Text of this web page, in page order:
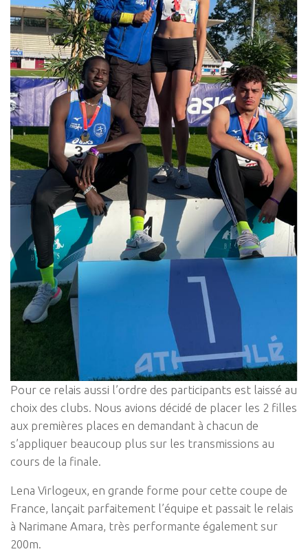
Pour ce relais aussi l’ordre des participants est laissé au
choix des clubs. Nous avions décidé de placer les 2 filles
aux premières places en demandant à chacun de
s’appliquer beaucoup plus sur les transmissions au
cours de la finale.
Lena Virlogeux, en grande forme pour cette coupe de
France, lançait parfaitement l’équipe et passait le relais
à Narimane Amara, très performante également sur
200m.